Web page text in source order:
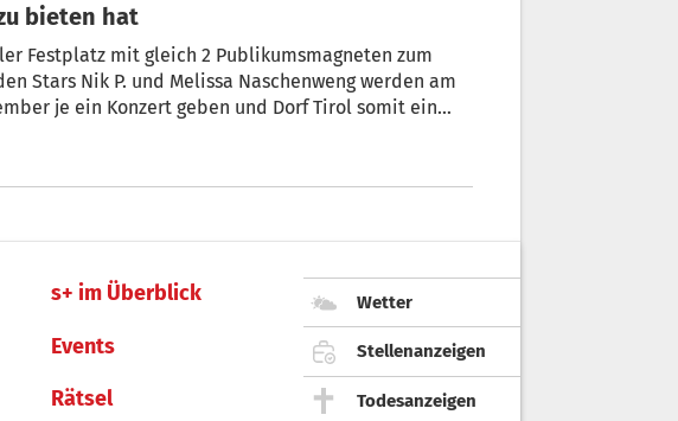
bieten hat
Festplatz mit gleich 2 Publikumsmagneten zum
Stars Nik P. und Melissa Naschenweng werden am
je ein Konzert geben und Dorf Tirol somit ein
s+ im Überblick
Events
Rätsel
Wetter
Stellenanzeigen
Todesanzeigen